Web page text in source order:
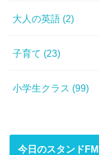
大人の英語 (2)
子育て (23)
小学生クラス (99)
今日のスタンドFM